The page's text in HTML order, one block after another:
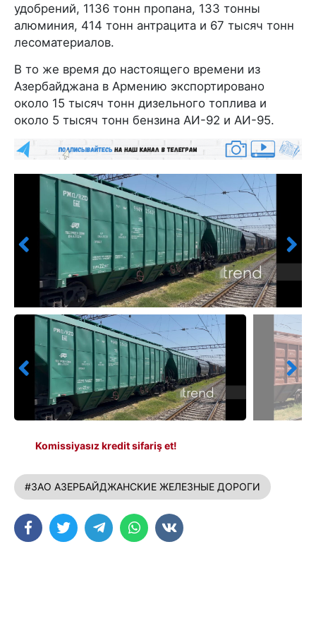
удобрений, 1136 тонн пропана, 133 тонны
алюминия, 414 тонн антрацита и 67 тысяч тонн
лесоматериалов.
В то же время до настоящего времени из
Азербайджана в Армению экспортировано
около 15 тысяч тонн дизельного топлива и
около 5 тысяч тонн бензина АИ-92 и АИ-95.
Komissiyasız kredit sifariş et!
#ЗАО АЗЕРБАЙДЖАНСКИЕ ЖЕЛЕЗНЫЕ ДОРОГИ